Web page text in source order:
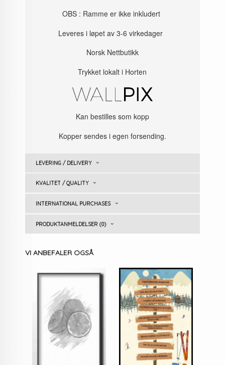
OBS : Ramme er ikke inkludert
Leveres i løpet av 3-6 virkedager
Norsk Nettbutikk
Trykket lokalt i Horten
Kan bestilles som kopp
Kopper sendes i egen forsending.
LEVERING / DELIVERY
KVALITET / QUALITY
INTERNATIONAL PURCHASES
PRODUKTANMELDELSER (0)
VI ANBEFALER OGSÅ